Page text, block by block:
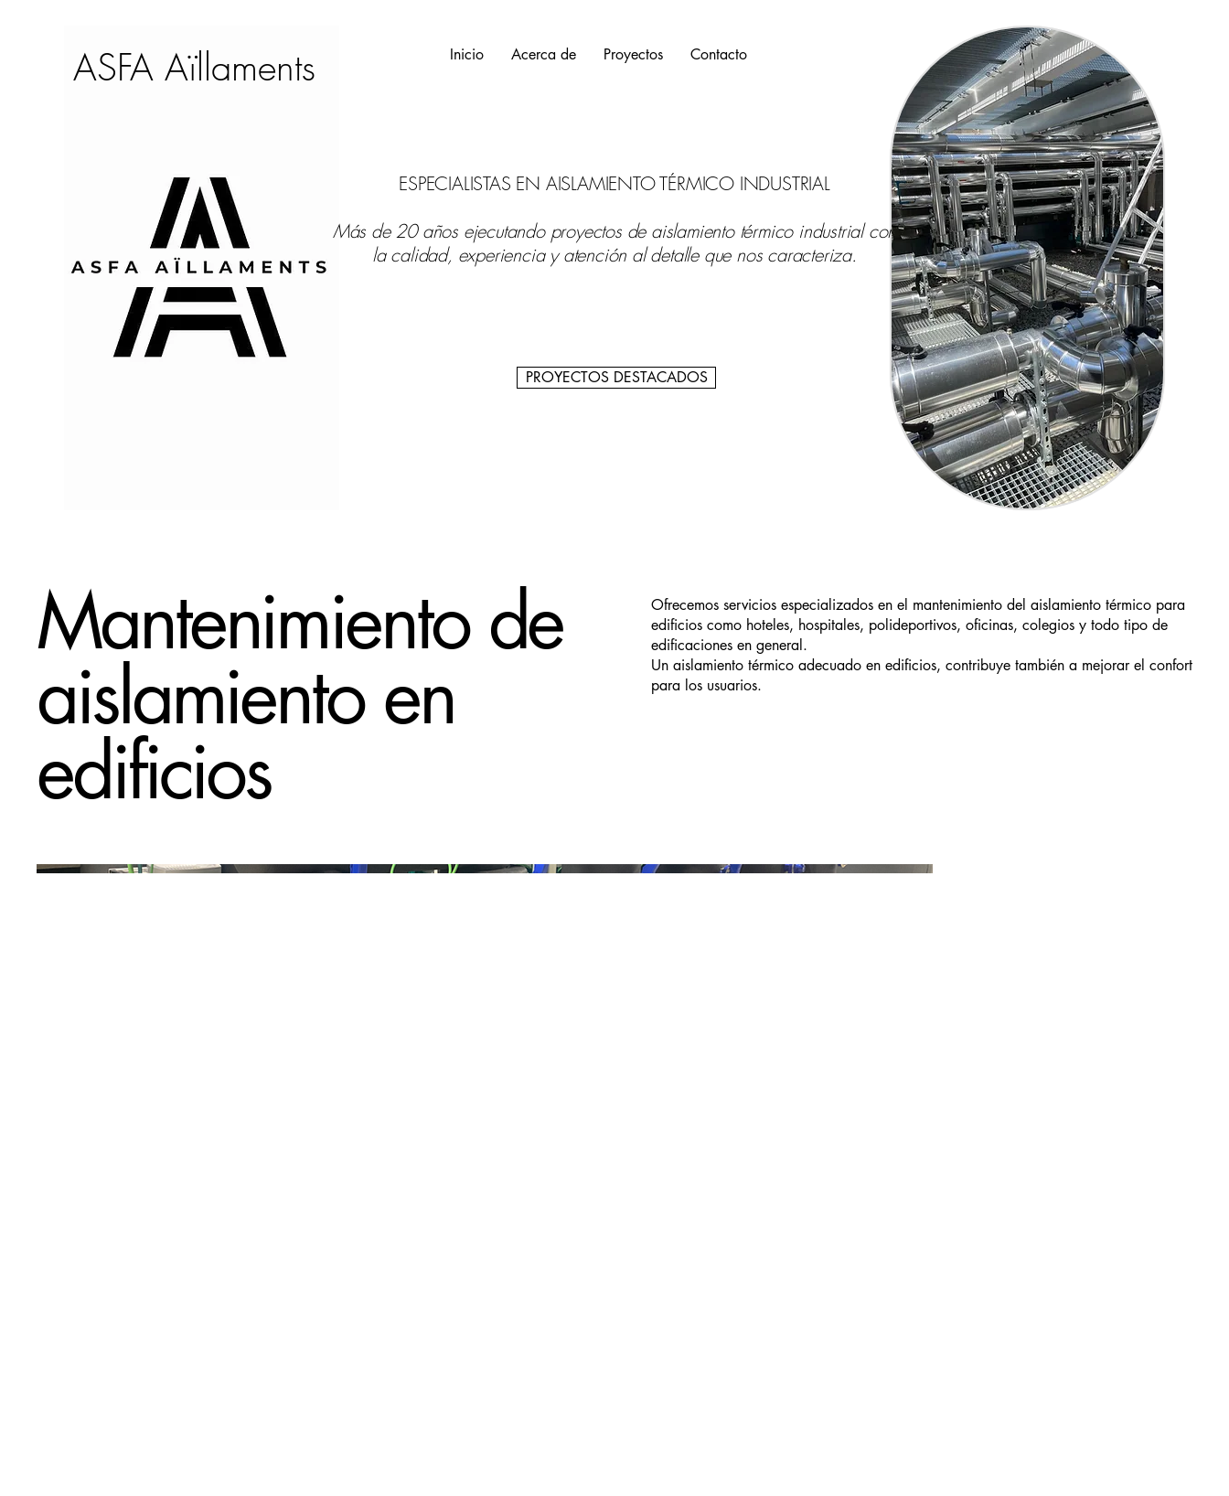
ASFA Aïllaments Inicio Acerca de Proyectos Contacto
ESPECIALISTAS EN AISLAMIENTO TÉRMICO INDUSTRIAL
Más de 20 años ejecutando proyectos de aislamiento térmico industrial con
la calidad, experiencia y atención al detalle que nos caracteriza.
PROYECTOS DESTACADOS
Mantenimiento de
aislamiento en
edificios
Ofrecemos servicios especializados en el mantenimiento del aislamiento térmico para
edificios como hoteles, hospitales, polideportivos, oficinas, colegios y todo tipo de
edificaciones en general.
Un aislamiento térmico adecuado en edificios, contribuye también a mejorar el confort
para los usuarios.